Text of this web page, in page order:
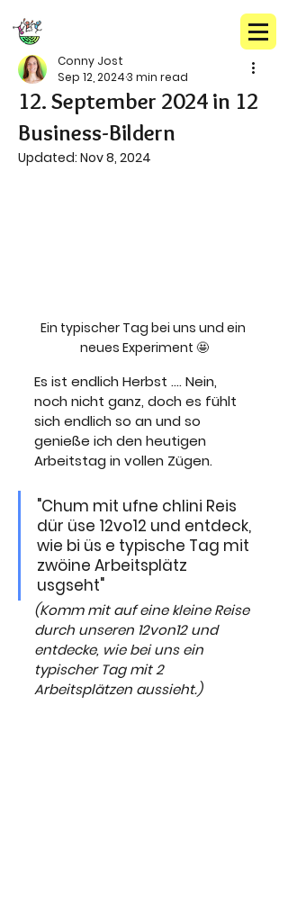
12. September 2024 in 12
Business-Bildern
Conny Jost
Sep 12, 20243 min read
Updated: Nov 8, 2024
Ein typischer Tag bei uns und ein
neues Experiment 🤩
Es ist endlich Herbst .... Nein,
noch nicht ganz, doch es fühlt
sich endlich so an und so
genieße ich den heutigen
Arbeitstag in vollen Zügen.
"Chum mit ufne chlini Reis
dür üse 12vo12 und entdeck,
wie bi üs e typische Tag mit
zwöine Arbeitsplätz
usgseht"
(Komm mit auf eine kleine Reise
durch unseren 12von12 und
entdecke, wie bei uns ein
typischer Tag mit 2
Arbeitsplätzen aussieht.)